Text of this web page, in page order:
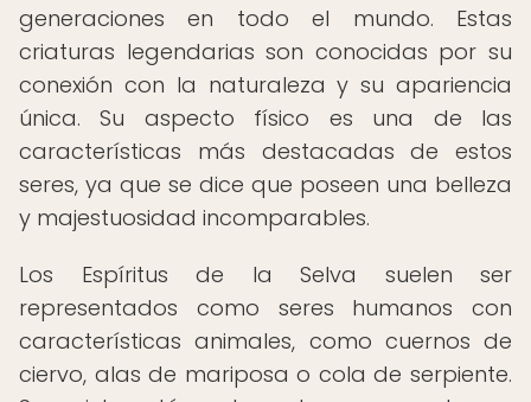
generaciones en todo el mundo. Estas
criaturas legendarias son conocidas por su
conexión con la naturaleza y su apariencia
única. Su aspecto físico es una de las
características más destacadas de estos
seres, ya que se dice que poseen una belleza
y majestuosidad incomparables.
Los Espíritus de la Selva suelen ser
representados como seres humanos con
características animales, como cuernos de
ciervo, alas de mariposa o cola de serpiente.